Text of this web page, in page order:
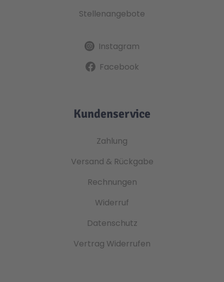
Stellenangebote
Instagram
Facebook
Kundenservice
Zahlung
Versand & Rückgabe
Rechnungen
Widerruf
Datenschutz
Vertrag Widerrufen